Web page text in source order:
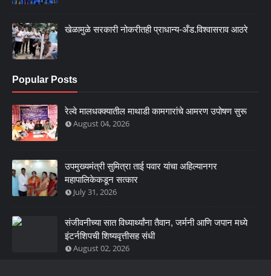
खेळामुळे सरकारी नोकरीतही प्राधान्य-अँड.विश्वासराव आठरे
Popular Posts
रेल्वे मालधक्क्यातील माथाडी कामगारांचे आमरण उपोषण सुरू
August 04, 2026
उपमुख्यमंत्री सुमित्रा ताई पवार यांचा अहिल्यानगर
महापालिकेकडून सत्कार
July 31, 2026
संजीवनीच्या सात विध्यार्थ्यांना तैवान, जर्मनी आणि जपान मध्ये
इंटर्नशिपची शिष्यवृत्तीसह संधी
August 02, 2026